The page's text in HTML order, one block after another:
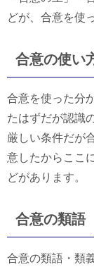
どが、合意を使
合意の使い
合意を使った分
たはずだが認識
厳しい条件だが
意したからここ
どがあります。
合意の類語
合意の類語・類